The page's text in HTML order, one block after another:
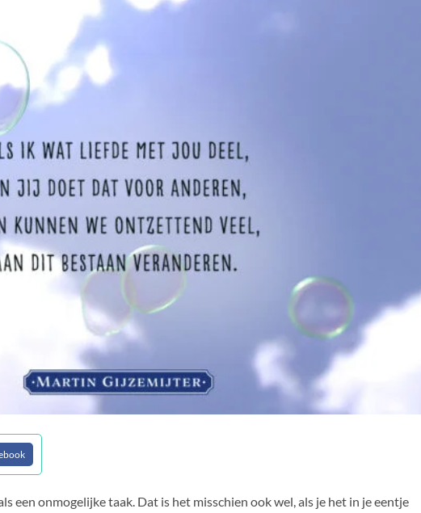
een onmogelijke taak. Dat is het misschien ook wel, als je het in je eentje